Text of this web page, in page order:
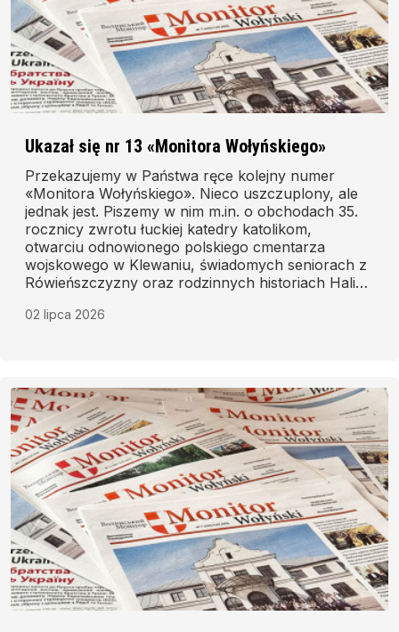
Ukazał się nr 13 «Monitora Wołyńskiego»
Przekazujemy w Państwa ręce kolejny numer
«Monitora Wołyńskiego». Nieco uszczuplony, ale
jednak jest. Piszemy w nim m.in. o obchodach 35.
rocznicy zwrotu łuckiej katedry katolikom,
otwarciu odnowionego polskiego cmentarza
wojskowego w Klewaniu, świadomych seniorach z
Rówieńszczyzny oraz rodzinnych historiach Haliny
02 lipca 2026